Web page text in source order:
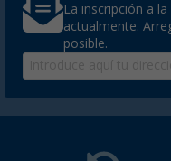
La inscripción a
actualmente.
posible.